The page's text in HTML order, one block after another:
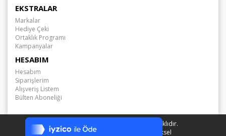
7/24 Canlı Destek
%100 Sorunsuz Alışveriş
EKSTRALAR
Markalar
Hediye Çeki
Ortaklık Programı
Kampanyalar
HESABIM
Hesabım
Siparişlerim
Alışveriş Listem
Bülten Aboneliği
Arabamda.com © 2026 - Tüm Hakları Saklıdır.
Altyapı:OpenCart E-Piksel